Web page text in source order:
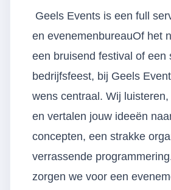
Geels Events is een full
en evenemenbureauOf het
een bruisend festival of een
bedrijfsfeest, bij Geels
wens centraal. Wij
en vertalen jouw ideeën
concepten, een strakke
verrassende
zorgen we voor een